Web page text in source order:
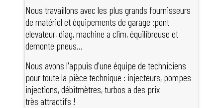
Nous travaillons avec les plus grands fournisseurs
de matériel et équipements de garage :pont
elevateur, diag, machine a clim, équilibreuse et
demonte pneus...
Nous avons l'appuis d'une équipe de techniciens
pour toute la pièce technique : injecteurs, pompes
injections, débitmètres, turbos a des prix
très attractifs !